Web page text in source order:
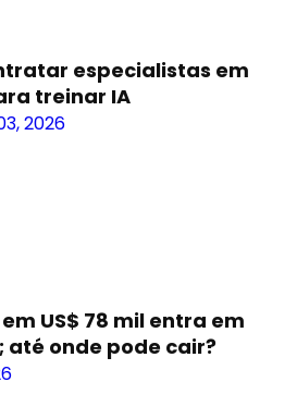
especialistas em
treinar IA
2026
US$ 78 mil entra em
onde pode cair?